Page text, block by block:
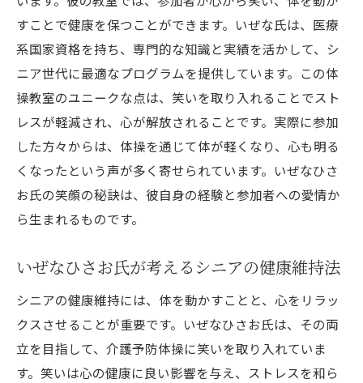
すことで健康を保つことができます。いぜな氏は、医療
系国家資格を持ち、専門的な知識と実績を活かして、シ
ニア世代に最適なプログラムを提供しています。この体
操教室のユニークな点は、笑いを取り入れることでスト
レスが軽減され、心が解放されることです。実際に参加
した方々からは、体操を通じて体が軽くなり、心も明る
くなったという声が多く寄せられています。いぜなひさ
お氏の笑顔の秘訣は、彼自身の経験と参加者への愛情か
ら生まれるものです。
いぜなひさお氏が考えるシニアの健康維持法
シニアの健康維持には、体を動かすことと、心をリラッ
クスさせることが重要です。いぜなひさお氏は、その両
立を目指して、介護予防体操に笑いを取り入れていま
す。笑いは心の健康に良い影響を与え、ストレスを和ら